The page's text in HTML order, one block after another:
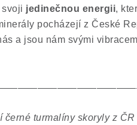
jedinečnou energii,
pocházejí z České
a jsou nám svými
černé turmalíny skoryly z